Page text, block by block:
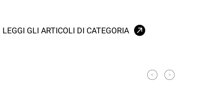
LEGGI GLI ARTICOLI DI CATEGORIA